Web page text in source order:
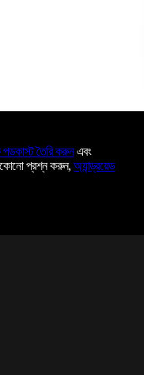
পডকাস্ট তৈরি করুনএবং
প্রশ্ন করুন,অ্যান্ড্রয়েড